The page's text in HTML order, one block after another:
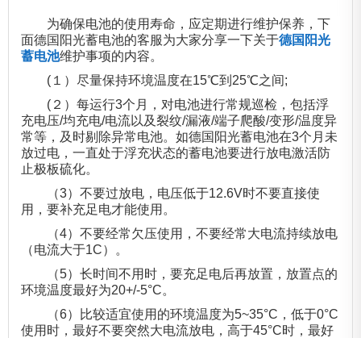
为确保电池的使用寿命，应定期进行维护保养，下
面德国阳光蓄电池的客服为大家分享一下关于德国阳光
蓄电池维护事项的内容。
(１）尽量保持环境温度在15℃到25℃之间;
(２）每运行3个月，对电池进行常规巡检，包括浮
充电压/均充电/电流以及裂纹/漏液/端子爬酸/变形/温度异
常等，及时剔除异常电池。如德国阳光蓄电池在3个月未
放过电，一直处于浮充状态的蓄电池要进行放电激活防
止极板硫化。
（3）不要过放电，电压低于12.6V时不要直接使
用，要补充足电才能使用。
（4）不要经常欠压使用，不要经常大电流持续放电
（电流大于1C）。
（5）长时间不用时，要充足电后再放置，放置点的
环境温度最好为20+/-5°C。
（6）比较适宜使用的环境温度为5~35°C，低于0°C
使用时，最好不要突然大电流放电，高于45°C时，最好